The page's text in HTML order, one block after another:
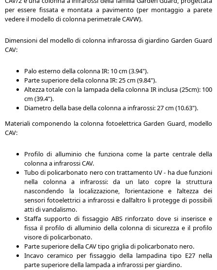
per essere fissata e montata a pavimento (per montaggio a parete
vedere il modello di colonna perimetrale CAVW).
Dimensioni del modello di colonna infrarossa di giardino Garden Guard
CAV:
Palo esterno della colonna IR: 10 cm (3.94").
Parte superiore della colonna IR: 25 cm (9.84").
Altezza totale con la lampada della colonna IR inclusa (25cm): 100
cm (39.4").
Diametro della base della colonna a infrarossi: 27 cm (10.63").
Materiali componendo la colonna fotoelettrica Garden Guard, modello
CAV:
Profilo di alluminio che funziona come la parte centrale della
colonna a infrarossi CAV.
Tubo di policarbonato nero con trattamento UV - ha due funzioni
nella colonna a infrarossi: da un lato copre la struttura
nascondendo la localizzazione, l’orientazione e l’altezza dei
sensori fotoelettrici a infrarossi e dall’altro li protegge di possibili
atti di vandalismo.
Staffa supporto di fissaggio ABS rinforzato dove si inserisce e
fissa il profilo di alluminio della colonna di sicurezza e il profilo
visore di policarbonato.
Parte superiore della CAV tipo griglia di policarbonato nero.
Incavo ceramico per fissaggio della lampadina tipo E27 nella
parte superiore della lampada a infrarossi per giardino.